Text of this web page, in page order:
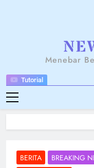
Tutorial
Menebar
BERITA BREAKING